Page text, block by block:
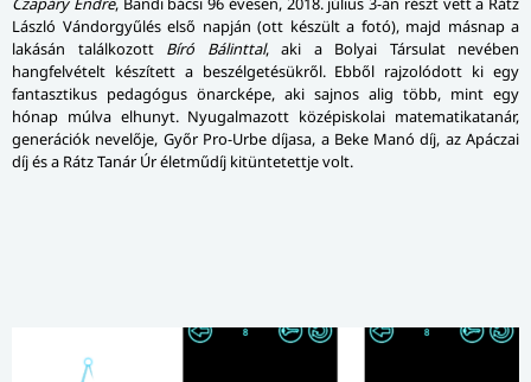
László Vándorgyűlés első napján (ott készült a fotó), majd másnap a
lakásán találkozott Bíró Bálinttal, aki a Bolyai Társulat nevében
hangfelvételt készített a beszélgetésükről. Ebből rajzolódott ki egy
fantasztikus pedagógus önarcképe, aki sajnos alig több, mint egy
hónap múlva elhunyt. Nyugalmazott középiskolai matematikatanár,
generációk nevelője, Győr Pro-Urbe díjasa, a Beke Manó díj, az Apáczai
díj és a Rátz Tanár Úr életműdíj kitüntetettje volt.